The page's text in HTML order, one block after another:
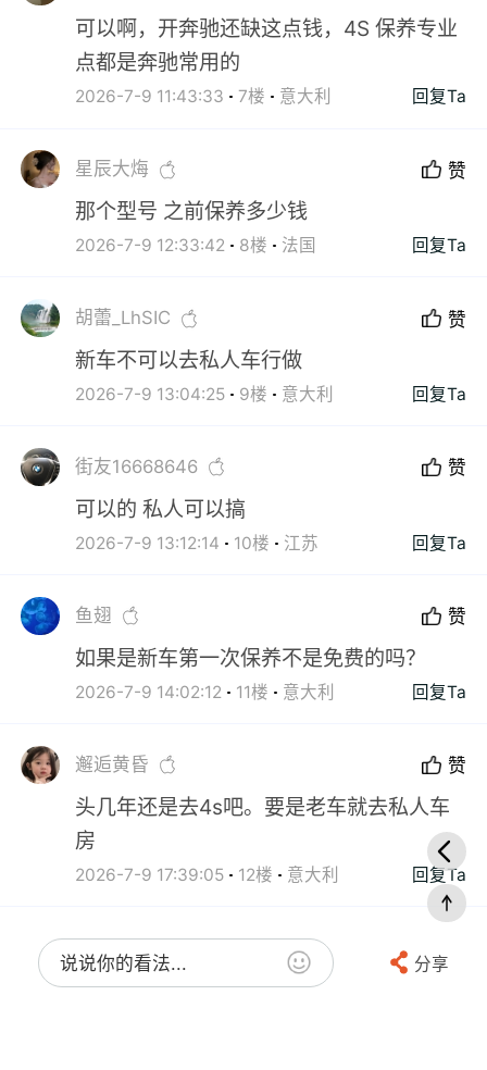
可以啊，开奔驰还缺这点钱，4S 保养专业
点都是奔驰常用的
2026-7-9 11:43:33 7楼 意大利 回复Ta
星辰大烸 赞
那个型号 之前保养多少钱
2026-7-9 12:33:42 8楼 法国 回复Ta
胡蕾_LhSIC 赞
新车不可以去私人车行做
2026-7-9 13:04:25 9楼 意大利 回复Ta
街友16668646 赞
可以的 私人可以搞
2026-7-9 13:12:14 10楼 江苏 回复Ta
鱼翅 赞
如果是新车第一次保养不是免费的吗？
2026-7-9 14:02:12 11楼 意大利 回复Ta
邂逅黄昏 赞
头几年还是去4s吧。要是老车就去私人车
房
2026-7-9 17:39:05 12楼 意大利 回复Ta
说说你的看法... 分享